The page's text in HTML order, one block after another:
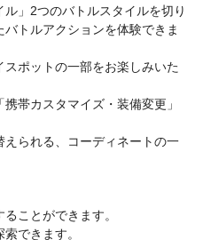
ル」2つのバトルスタイルを切り
トルアクションを体験できま
スポットの一部をお楽しみいた
帯カスタマイズ・装備変更」
えられる、コーディネートの一
ことができます。
できます。